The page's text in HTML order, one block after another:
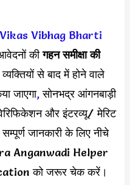
Vibhag Bharti
कीगहन समीक्षा की
से बाद में होने वाले
जाएगा,सोनभद्र आंगनबाड़ी
और इंटरव्यू/ मेरिट
जानकारी के लिए नीचे
Anganwadi Helper
को जरूर चेक करें।